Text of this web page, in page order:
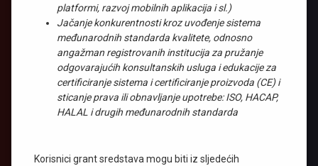
platformi, razvoj mobilnih aplikacija i sl.)
Jačanje konkurentnosti kroz uvođenje sistema
međunarodnih standarda kvalitete, odnosno
angažman registrovanih institucija za pružanje
odgovarajućih konsultanskih usluga i edukacije za
certificiranje sistema i certificiranje proizvoda (CE) i
sticanje prava ili obnavljanje upotrebe: ISO, HACAP,
HALAL i drugih međunarodnih standarda
Korisnici grant sredstava mogu biti iz sljedećih